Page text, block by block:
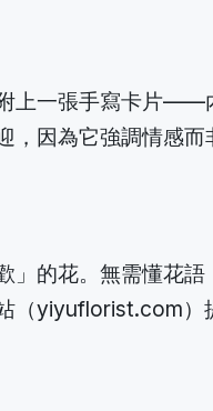
上一張手寫卡片——
因為它強調情感而
的花。無需懂花
（yiyuflorist.com）